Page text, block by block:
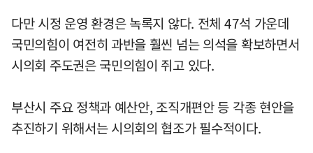
다만 시정 운영 환경은 녹록지 않다. 전체 47석 가운데
국민의힘이 여전히 과반을 훨씬 넘는 의석을 확보하면서
시의회 주도권은 국민의힘이 쥐고 있다.
부산시 주요 정책과 예산안, 조직개편안 등 각종 현안을
추진하기 위해서는 시의회의 협조가 필수적이다.